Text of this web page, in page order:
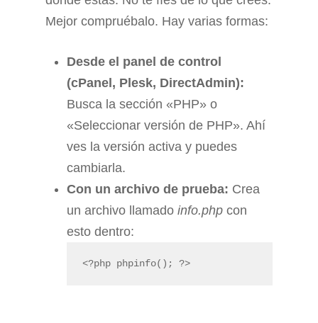
Mejor compruébalo. Hay varias formas:
Desde el panel de control
(cPanel, Plesk, DirectAdmin):
Busca la sección «PHP» o
«Seleccionar versión de PHP». Ahí
ves la versión activa y puedes
cambiarla.
Con un archivo de prueba: Crea
un archivo llamado info.php con
esto dentro:
<?php phpinfo(); ?>